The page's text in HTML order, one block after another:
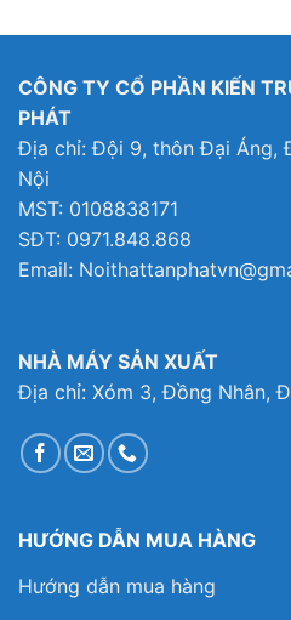
CÔNG TY CỔ PHẦN KIẾN
PHÁT
Địa chỉ: Đội 9, thôn Đại Áng,
Nội
MST: 0108838171
SĐT: 0971.848.868
Email:
NHÀ MÁY SẢN XUẤT
Địa chỉ: Xóm 3, Đồng Nhân,
HƯỚNG DẪN MUA HÀNG
Hướng dẫn mua hàng